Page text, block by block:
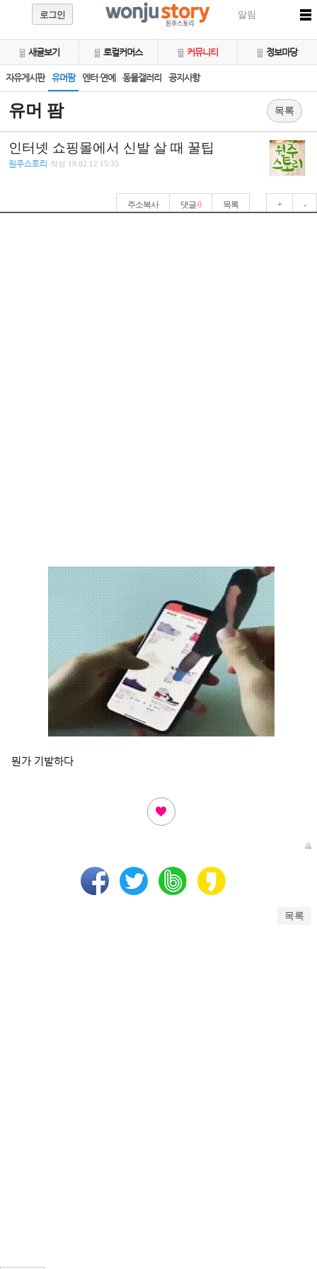
로그인 알림
새글보기 로컬커머스 커뮤니티 정보마당
자유게시판 유머팜 엔터·연예 동물갤러리 공지사항
유머 팜 목록
인터넷 쇼핑몰에서 신발 살 때 꿀팁
원주스토리 작성 19.02.12 15:35
주소복사 댓글0 목록 + -
뭔가 기발하다
목록